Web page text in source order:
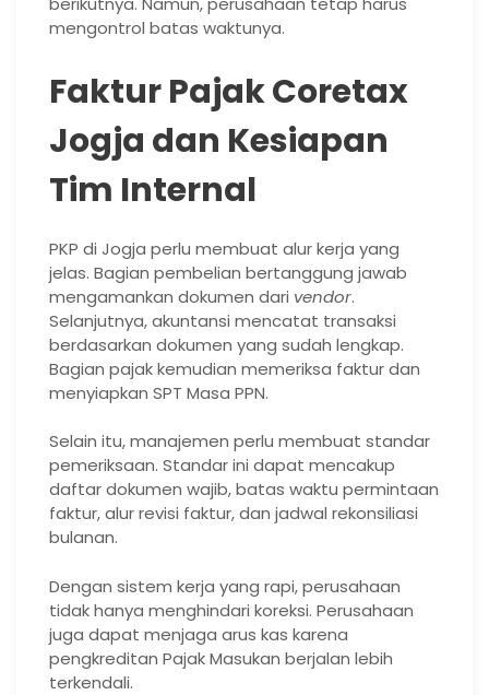
mengontrol batas waktunya.
Faktur Pajak Coretax
Jogja dan Kesiapan
Tim Internal
PKP di Jogja perlu membuat alur kerja yang
jelas. Bagian pembelian bertanggung jawab
mengamankan dokumen dari vendor.
Selanjutnya, akuntansi mencatat transaksi
berdasarkan dokumen yang sudah lengkap.
Bagian pajak kemudian memeriksa faktur dan
menyiapkan SPT Masa PPN.
Selain itu, manajemen perlu membuat standar
pemeriksaan. Standar ini dapat mencakup
daftar dokumen wajib, batas waktu permintaan
faktur, alur revisi faktur, dan jadwal rekonsiliasi
bulanan.
Dengan sistem kerja yang rapi, perusahaan
tidak hanya menghindari koreksi. Perusahaan
juga dapat menjaga arus kas karena
pengkreditan Pajak Masukan berjalan lebih
terkendali.